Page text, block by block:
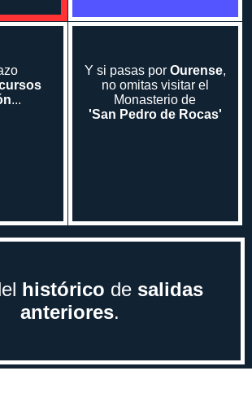
...
Y si pasas por Ourense,
no omitas visitar el
Monasterio de
'San Pedro de Rocas'
histórico de salidas
anteriores.